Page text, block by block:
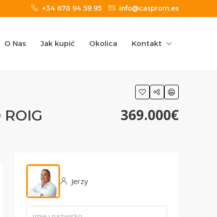
+34 678 94 59 95 info@casprom.es
O Nas Jak kupić Okolica Kontakt
369.000€
Jerzy